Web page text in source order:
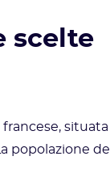
scelte
situata
popolazione